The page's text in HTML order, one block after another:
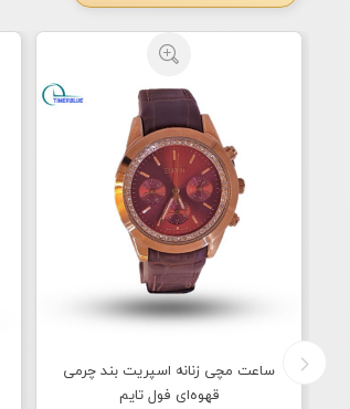
ساعت مچی زنانه اسپریت بند چرمی
قهوه‌ای فول تایم